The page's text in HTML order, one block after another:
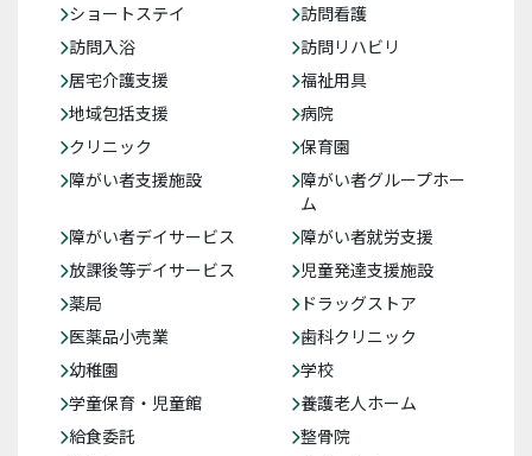
ショートステイ
訪問看護
訪問入浴
訪問リハビリ
居宅介護支援
福祉用具
地域包括支援
病院
クリニック
保育園
障がい者支援施設
障がい者グループホー
ム
障がい者デイサービス
障がい者就労支援
放課後等デイサービス
児童発達支援施設
薬局
ドラッグストア
医薬品小売業
歯科クリニック
幼稚園
学校
学童保育・児童館
養護老人ホーム
給食委託
整骨院